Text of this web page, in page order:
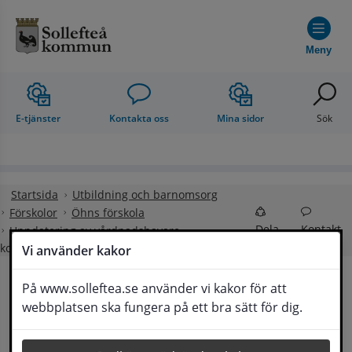
Vi använder kakor
På www.solleftea.se använder vi kakor för att
webbplatsen ska fungera på ett bra sätt för dig.
Meny
E-tjänster Kontakta oss Mina sidor Sök
Startsida
Utbildning och barnomsorg
Förskolor
Öhns förskola
Uppdatering av vårdnadshavare
kontaktuppgifter
Dela Kontakt
Lyssna
Uppdatering av
vårdnadshavare kontaktuppgifter